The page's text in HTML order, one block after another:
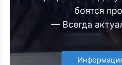
боятся
— Всегда